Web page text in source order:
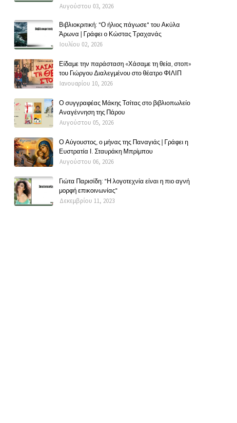
Αυγούστου 03, 2026
Βιβλιοκριτική: "Ο ήλιος πάγωσε" του Ακύλα
Άρωνα | Γράφει ο Κώστας Τραχανάς
Ιουλίου 02, 2026
Είδαμε την παράσταση «Χάσαμε τη θεία, στοπ»
του Γιώργου Διαλεγμένου στο θέατρο ΦΙΛΙΠ
Ιανουαρίου 10, 2026
Ο συγγραφέας Μάκης Τσίτας στο βιβλιοπωλείο
Αναγέννηση της Πάρου
Αυγούστου 05, 2026
Ο Αύγουστος, ο μήνας της Παναγιάς | Γράφει η
Ευστρατία Ι. Σταυράκη Μπρίμπου
Αυγούστου 06, 2026
Γιώτα Παρισίδη: "Η λογοτεχνία είναι η πιο αγνή
μορφή επικοινωνίας"
Δεκεμβρίου 11, 2023